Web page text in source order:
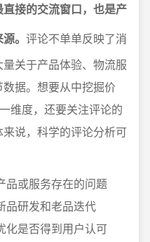
接的交流窗口，也是产
。 评论不单单反映了消
关于产品体验、物流服
据。想要从中挖掘价
维度，还要关注评论的
说，科学的评论分析可
品或服务存在的问题
品研发和老品迭代
化是否得到用户认可